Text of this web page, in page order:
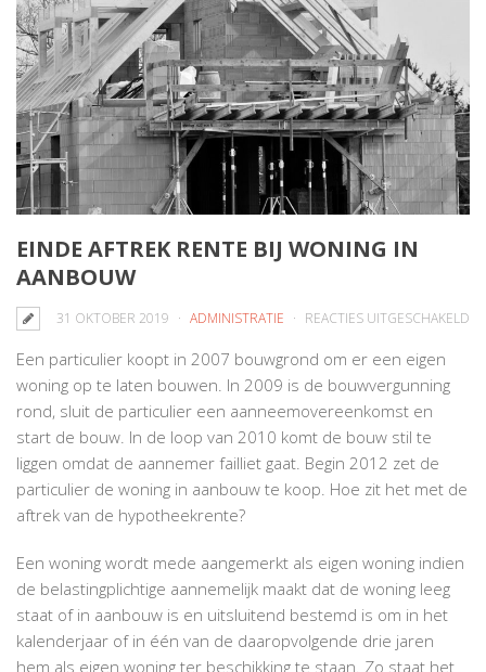
EINDE AFTREK RENTE BIJ WONING IN
AANBOUW
31 OKTOBER 2019 ADMINISTRATIE REACTIES UITGESCHAKELD
Een particulier koopt in 2007 bouwgrond om er een eigen
woning op te laten bouwen. In 2009 is de bouwvergunning
rond, sluit de particulier een aanneemovereenkomst en
start de bouw. In de loop van 2010 komt de bouw stil te
liggen omdat de aannemer failliet gaat. Begin 2012 zet de
particulier de woning in aanbouw te koop. Hoe zit het met de
aftrek van de hypotheekrente?
Een woning wordt mede aangemerkt als eigen woning indien
de belastingplichtige aannemelijk maakt dat de woning leeg
staat of in aanbouw is en uitsluitend bestemd is om in het
kalenderjaar of in één van de daaropvolgende drie jaren
hem als eigen woning ter beschikking te staan. Zo staat het